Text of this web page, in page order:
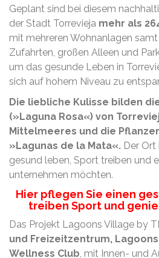
Geplant sind bei diesem
der Stadt Torrevieja mehr als
mit mehreren Wohnanlagen
Zufahrten, großen Alleen und
um das gesunde Leben in
sich auf hohem Niveau zu
Die liebliche Kulisse bilden
(»Laguna Rosa«) von
Mittelmeeres und die
»Lagunas de la Mata«. Der Ort
gesund leben, Sport treiben und
unternehmen möchten.
Hier pflegen Sie einen
treiben Sport und
Das Projekt Lagoons Village by
und Freizeitzentrum,
Wellness Club, mit Innen- und